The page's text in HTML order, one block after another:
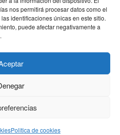
nos permitirá procesar datos como el
identificaciones únicas en este sitio.
puede afectar negativamente a
Politica de cookies
Web Sostenibilidad
torrent
server Windows
Box byCatch Themes